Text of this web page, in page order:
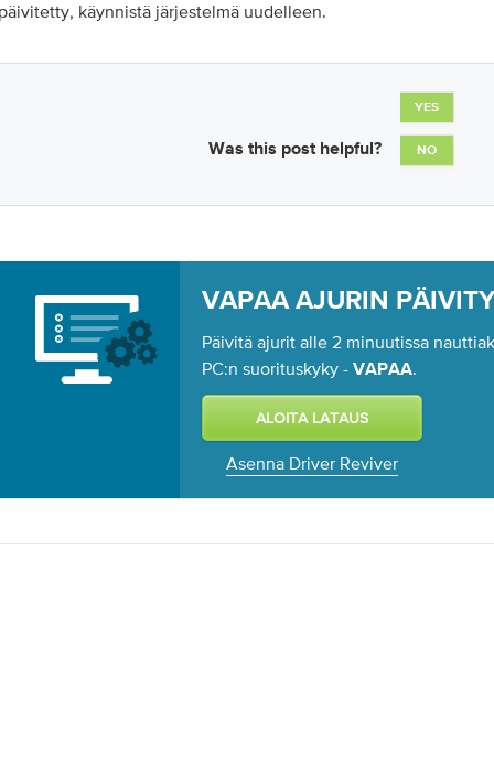
käynnistä järjestelmä uudelleen.
Was this post helpful?
YES
NO
VAPAA AJURIN
Päivitä ajurit alle 2 minuutissa
PC:n suorituskyky - VAPAA.
Asenna Driver Reviver